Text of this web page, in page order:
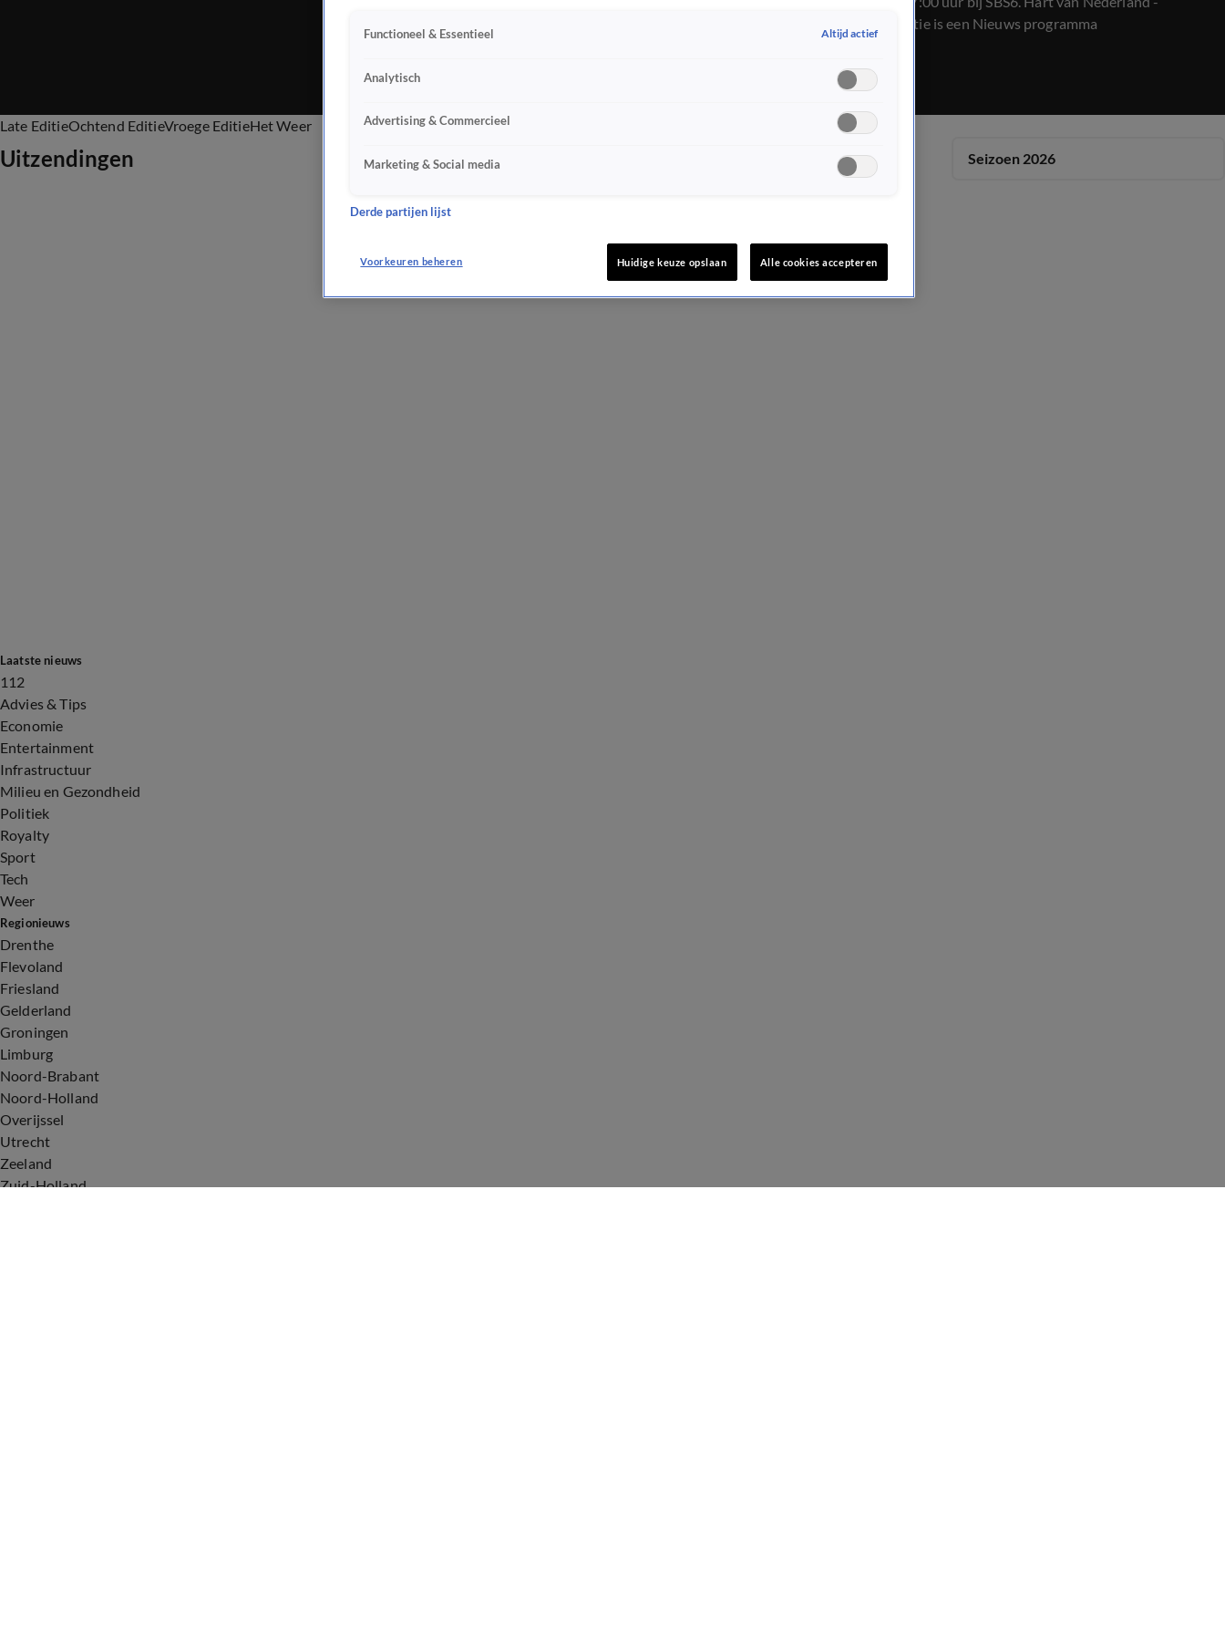
Ochtend Editie is een Nieuws programma
Late EditieOchtend EditieVroege EditieHet Weer
Uitzendingen Seizoen 2026
Laatste nieuws
112
Advies & Tips
Economie
Entertainment
Infrastructuur
Milieu en Gezondheid
Politiek
Royalty
Sport
Tech
Weer
Regionieuws
Drenthe
Flevoland
Friesland
Gelderland
Groningen
Limburg
Noord-Brabant
Noord-Holland
Overijssel
Utrecht
Zeeland
Zuid-Holland
Functioneel & Essentieel Altijd actief
Analytisch
Advertising & Commercieel
Marketing & Social media
Derde partijen lijst
Voorkeuren beheren Huidige keuze opslaan Alle cookies accepteren